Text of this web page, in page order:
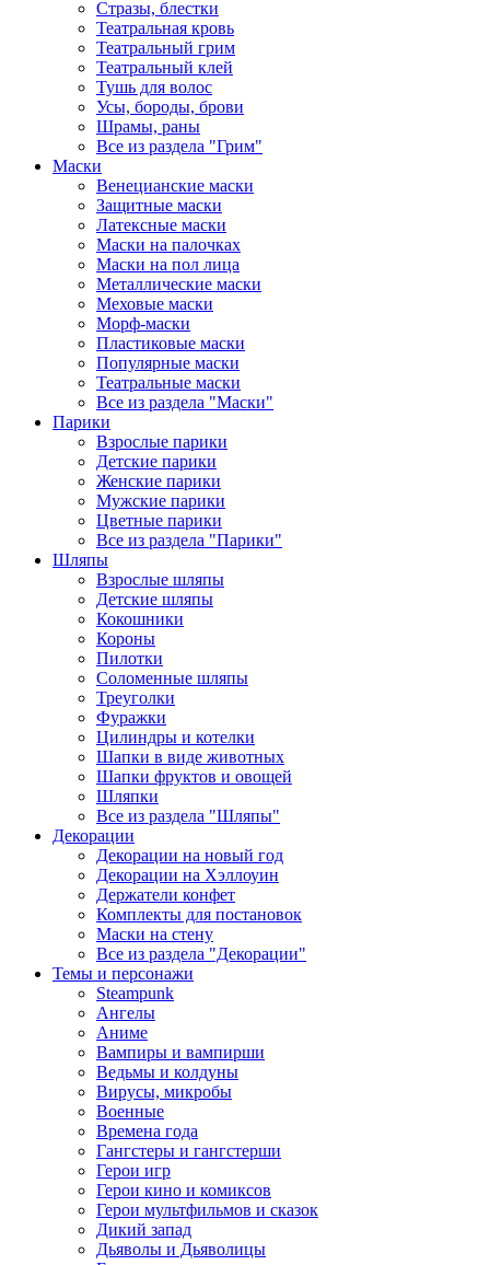
Стразы, блестки
Театральная кровь
Театральный грим
Театральный клей
Тушь для волос
Усы, бороды, брови
Шрамы, раны
Все из раздела "Грим"
Маски
Венецианские маски
Защитные маски
Латексные маски
Маски на палочках
Маски на пол лица
Металлические маски
Меховые маски
Морф-маски
Пластиковые маски
Популярные маски
Театральные маски
Все из раздела "Маски"
Парики
Взрослые парики
Детские парики
Женские парики
Мужские парики
Цветные парики
Все из раздела "Парики"
Шляпы
Взрослые шляпы
Детские шляпы
Кокошники
Короны
Пилотки
Соломенные шляпы
Треуголки
Фуражки
Цилиндры и котелки
Шапки в виде животных
Шапки фруктов и овощей
Шляпки
Все из раздела "Шляпы"
Декорации
Декорации на новый год
Декорации на Хэллоуин
Держатели конфет
Комплекты для постановок
Маски на стену
Все из раздела "Декорации"
Темы и персонажи
Steampunk
Ангелы
Аниме
Вампиры и вампирши
Ведьмы и колдуны
Вирусы, микробы
Военные
Времена года
Гангстеры и гангстерши
Герои игр
Герои кино и комиксов
Герои мультфильмов и сказок
Дикий запад
Дьяволы и Дьяволицы